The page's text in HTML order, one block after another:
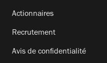
Actionnaires
Recrutement
Avis de confidentialité